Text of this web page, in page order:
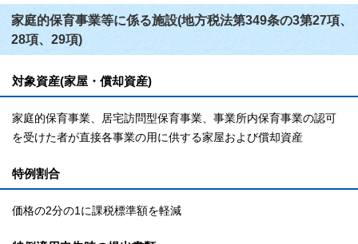
家庭的保育事業等に係る施設(地方税法第349条の3第27項、
28項、29項)
対象資産(家屋・償却資産)
家庭的保育事業、居宅訪問型保育事業、事業所内保育事業の認可
を受けた者が直接各事業の用に供する家屋および償却資産
特例割合
価格の2分の1に課税標準額を軽減